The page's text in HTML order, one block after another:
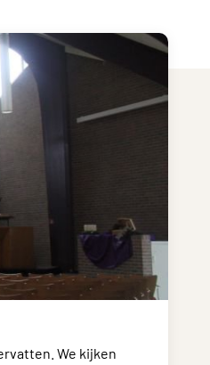
We kijken